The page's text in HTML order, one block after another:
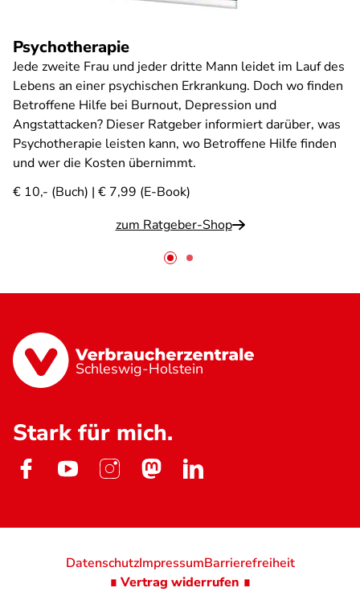
Psychotherapie
Jede zweite Frau und jeder dritte Mann leidet im Lauf des
Lebens an einer psychischen Erkrankung. Doch wo finden
Betroffene Hilfe bei Burnout, Depression und
Angstattacken? Dieser Ratgeber informiert darüber, was
Psychotherapie leisten kann, wo Betroffene Hilfe finden
und wer die Kosten übernimmt.
€ 10,- (Buch) | € 7,99 (E-Book)
zum Ratgeber-Shop
Schleswig-Holstein
Stark für mich.
DatenschutzImpressumBarrierefreiheit
∎ Vertrag widerrufen ∎